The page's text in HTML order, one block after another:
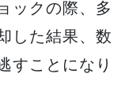
ックの際、多
した結果、数
すことになり